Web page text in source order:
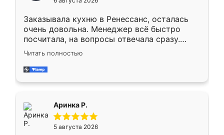
мебели буду заказывать только здесь.
Заказывала кухню в Ренессанс, осталась
очень довольна. Менеджер всё быстро
посчитала, на вопросы отвечала сразу.
Замерщик приехал в субботу, подошёл к
делу со всей ответственностью. Собрали
за день, ребята работали аккуратно, даже
Читать полностью
Аринка Р.
5 августа 2026